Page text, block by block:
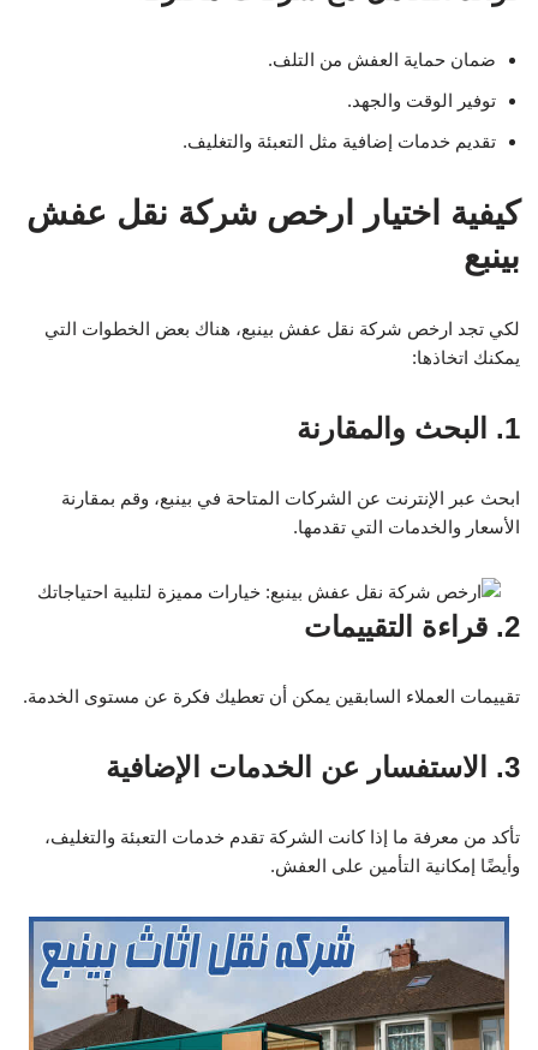
ضمان حماية العفش من التلف.
توفير الوقت والجهد.
تقديم خدمات إضافية مثل التعبئة والتغليف.
كيفية اختيار ارخص شركة نقل عفش
بينبع
لكي تجد ارخص شركة نقل عفش بينبع، هناك بعض الخطوات التي
يمكنك اتخاذها:
1. البحث والمقارنة
ابحث عبر الإنترنت عن الشركات المتاحة في بينبع، وقم بمقارنة
الأسعار والخدمات التي تقدمها.
2. قراءة التقييمات
تقييمات العملاء السابقين يمكن أن تعطيك فكرة عن مستوى الخدمة.
3. الاستفسار عن الخدمات الإضافية
تأكد من معرفة ما إذا كانت الشركة تقدم خدمات التعبئة والتغليف،
وأيضًا إمكانية التأمين على العفش.